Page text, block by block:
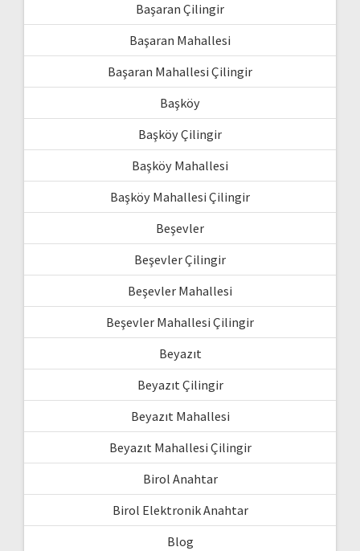
Başaran Çilingir
Başaran Mahallesi
Başaran Mahallesi Çilingir
Başköy
Başköy Çilingir
Başköy Mahallesi
Başköy Mahallesi Çilingir
Beşevler
Beşevler Çilingir
Beşevler Mahallesi
Beşevler Mahallesi Çilingir
Beyazıt
Beyazıt Çilingir
Beyazıt Mahallesi
Beyazıt Mahallesi Çilingir
Birol Anahtar
Birol Elektronik Anahtar
Blog